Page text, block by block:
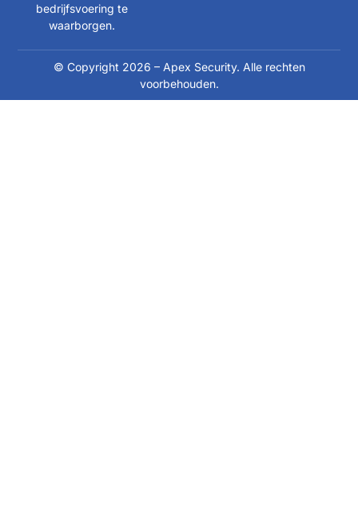
bedrijfsvoering te
waarborgen.
© Copyright 2026 – Apex Security. Alle rechten
voorbehouden.